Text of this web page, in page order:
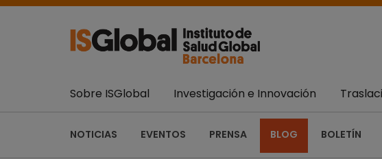
Sobre ISGlobal Investigación e Innovación
NOTICIAS EVENTOS PRENSA BLOG BOLETÍN